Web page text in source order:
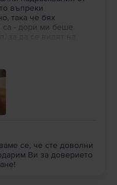
въпреки
така че бях
са - дори ми беше
мен в случая беше
Препоръчвам
вече
се, че сте доволни
Ви за доверието